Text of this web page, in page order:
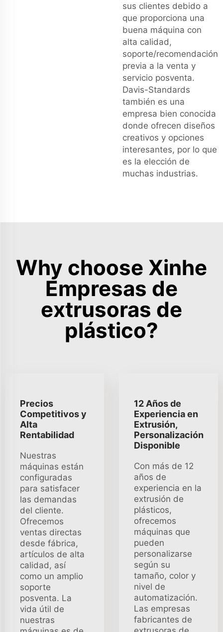
sus clientes debido a
que proporciona una
buena máquina con
alta calidad,
soporte/recomendación
previa a la venta y
servicio posventa.
Davis-Standards
también es una
empresa bien conocida
donde ofrecen diseños
creativos y opciones
interesantes, por lo que
es la elección de
muchas industrias.
Why choose Xinhe
Empresas de
extrusoras de
plástico?
Precios
Competitivos y
Alta
Rentabilidad
Nuestras
máquinas están
configuradas
para satisfacer
las demandas
del cliente.
Ofrecemos
ventas directas
desde fábrica,
artículos de alta
calidad, así
como un amplio
soporte
posventa. La
vida útil de
nuestras
12 Años de
Experiencia en
Extrusión,
Personalización
Disponible
Con más de 12
años de
experiencia en la
extrusión de
plásticos,
ofrecemos
máquinas que
pueden
personalizarse
según su
tamaño, color y
nivel de
automatización.
Las empresas
fabricantes de